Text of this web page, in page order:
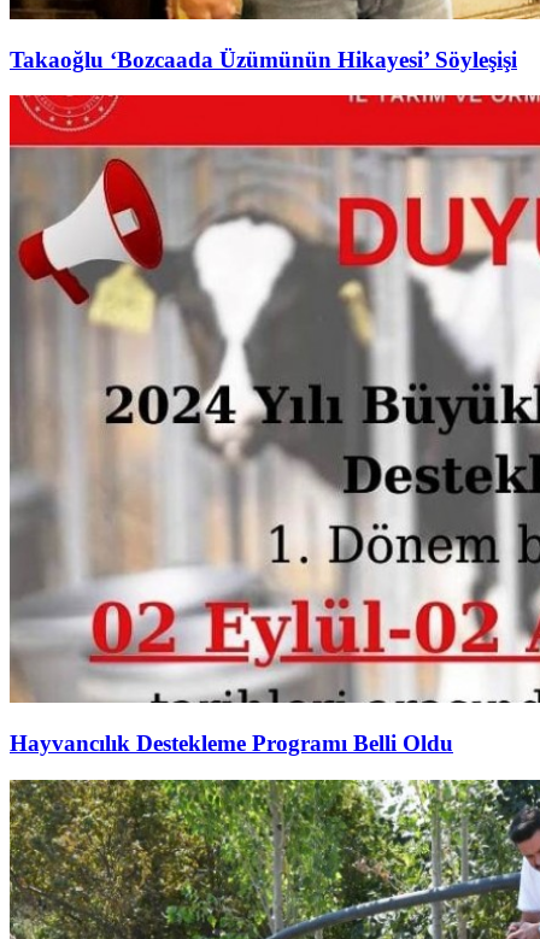
Takaoğlu ‘Bozcaada Üzümünün Hikayesi’ Söyleşişi
Hayvancılık Destekleme Programı Belli Oldu